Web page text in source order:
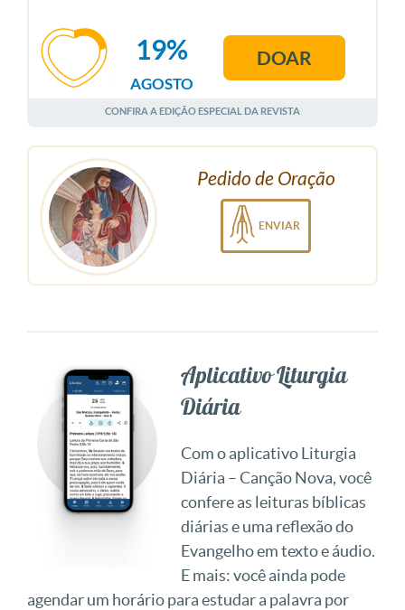
AGOSTO
19% DOAR
CONFIRA A EDIÇÃO ESPECIAL DA REVISTA
Pedido de Oração
ENVIAR
Aplicativo Liturgia
Diária
Com o aplicativo Liturgia
Diária – Canção Nova, você
confere as leituras bíblicas
diárias e uma reflexão do
Evangelho em texto e áudio.
E mais: você ainda pode
agendar um horário para estudar a palavra por